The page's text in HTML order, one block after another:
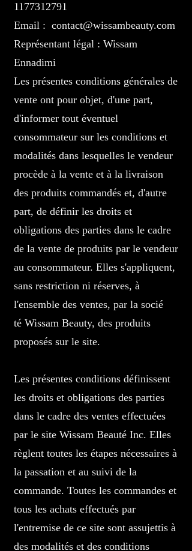
1177312791
Email : contact@wissambeauty.com
Représentant légal : Wissam
Ennadimi
Les présentes conditions générales de
vente ont pour objet, d'une part,
d'informer tout éventuel
consommateur sur les conditions et
modalités dans lesquelles le vendeur
procède à la vente et à la livraison
des produits commandés et, d'autre
part, de définir les droits et
obligations des parties dans le cadre
de la vente de produits par le vendeur
au consommateur. Elles s'appliquent,
sans restriction ni réserves, à
l'ensemble des ventes, par la socié
té Wissam Beauty, des produits
proposés sur le site.
Les présentes conditions définissent
les droits et obligations des parties
dans le cadre des ventes effectuées
par le site Wissam Beauté Inc. Elles
règlent toutes les étapes nécessaires à
la passation et au suivi de la
commande. Toutes les commandes et
tous les achats effectués par
l'entremise de ce site sont assujettis à
des modalités et des conditions